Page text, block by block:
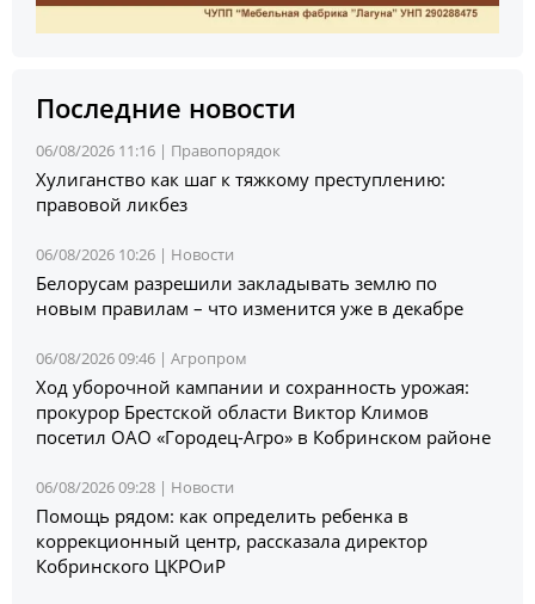
Последние новости
06/08/2026 11:16 | Правопорядок
Хулиганство как шаг к тяжкому преступлению:
правовой ликбез
06/08/2026 10:26 | Новости
Белорусам разрешили закладывать землю по
новым правилам – что изменится уже в декабре
06/08/2026 09:46 | Агропром
Ход уборочной кампании и сохранность урожая:
прокурор Брестской области Виктор Климов
посетил ОАО «Городец-Агро» в Кобринском районе
06/08/2026 09:28 | Новости
Помощь рядом: как определить ребенка в
коррекционный центр, рассказала директор
Кобринского ЦКРОиР